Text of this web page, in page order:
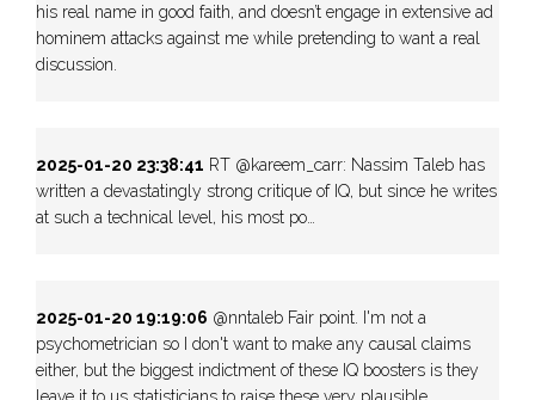
his real name in good faith, and doesn’t engage in extensive ad
hominem attacks against me while pretending to want a real
discussion.
2025-01-20 23:38:41 RT @kareem_carr: Nassim Taleb has
written a devastatingly strong critique of IQ, but since he writes
at such a technical level, his most po…
2025-01-20 19:19:06 @nntaleb Fair point. I'm not a
psychometrician so I don't want to make any causal claims
either, but the biggest indictment of these IQ boosters is they